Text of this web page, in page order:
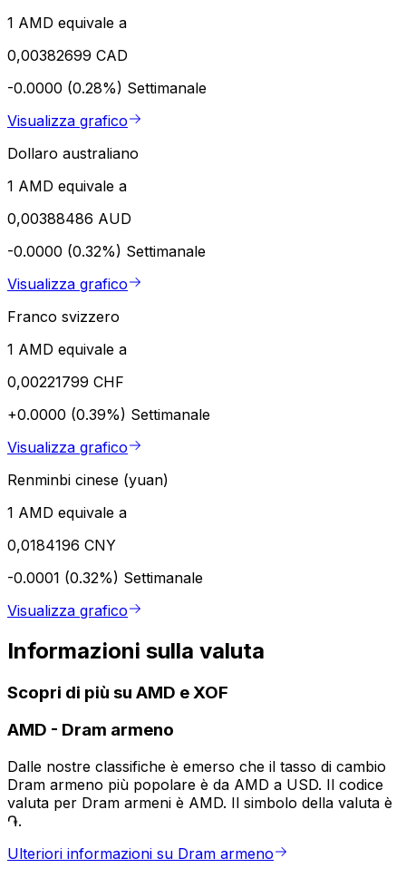
1 AMD equivale a
0,00382699 CAD
-0.0000 (0.28%) Settimanale
Visualizza grafico
Dollaro australiano
1 AMD equivale a
0,00388486 AUD
-0.0000 (0.32%) Settimanale
Visualizza grafico
Franco svizzero
1 AMD equivale a
0,00221799 CHF
+0.0000 (0.39%) Settimanale
Visualizza grafico
Renminbi cinese (yuan)
1 AMD equivale a
0,0184196 CNY
-0.0001 (0.32%) Settimanale
Visualizza grafico
Informazioni sulla valuta
Scopri di più su AMD e XOF
AMD - Dram armeno
Dalle nostre classifiche è emerso che il tasso di cambio
Dram armeno più popolare è da AMD a USD. Il codice
valuta per Dram armeni è AMD. Il simbolo della valuta è
֏.
Ulteriori informazioni su Dram armeno